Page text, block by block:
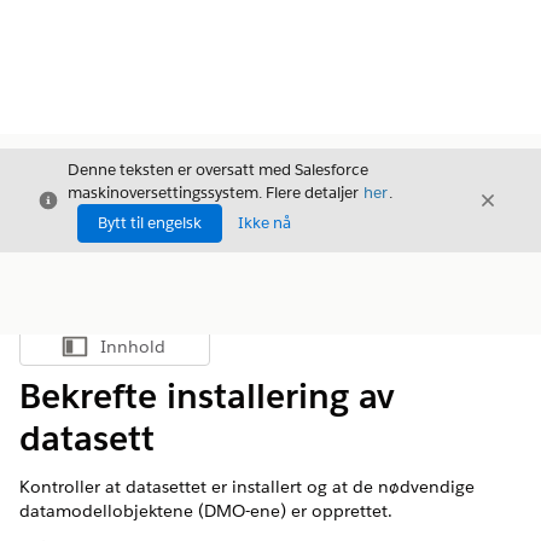
Avslutt
Denne teksten er oversatt med Salesforce
maskinoversettingssystem. Flere detaljer her.
Bytt til engelsk
Ikke nå
Avslutt
Vis innholdsfortegnelse
Innhold
Bekrefte installering av
datasett
Kontroller at datasettet er installert og at de nødvendige
datamodellobjektene (DMO-ene) er opprettet.